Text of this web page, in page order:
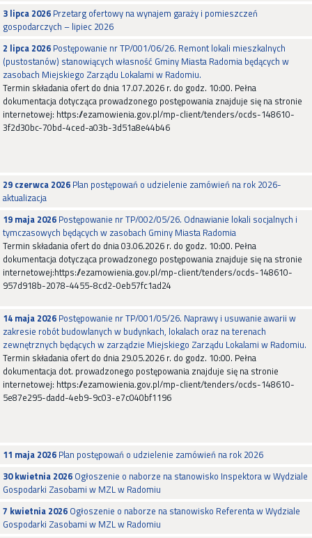
3 lipca 2026 Przetarg ofertowy na wynajem garaży i pomieszczeń
gospodarczych – lipiec 2026
2 lipca 2026 Postępowanie nr TP/001/06/26. Remont lokali mieszkalnych
(pustostanów) stanowiących własność Gminy Miasta Radomia będących w
zasobach Miejskiego Zarządu Lokalami w Radomiu.
Termin składania ofert do dnia 17.07.2026 r. do godz. 10:00. Pełna
dokumentacja dotycząca prowadzonego postępowania znajduje się na stronie
internetowej: https://ezamowienia.gov.pl/mp-client/tenders/ocds-148610-
3f2d30bc-70bd-4ced-a03b-3d51a8e44b46
29 czerwca 2026 Plan postępowań o udzielenie zamówień na rok 2026-
aktualizacja
19 maja 2026 Postępowanie nr TP/002/05/26. Odnawianie lokali socjalnych i
tymczasowych będących w zasobach Gminy Miasta Radomia
Termin składania ofert do dnia 03.06.2026 r. do godz. 10:00. Pełna
dokumentacja dotycząca prowadzonego postępowania znajduje się na stronie
internetowej:https://ezamowienia.gov.pl/mp-client/tenders/ocds-148610-
957d918b-2078-4455-8cd2-0eb57fc1ad24
14 maja 2026 Postępowanie nr TP/001/05/26. Naprawy i usuwanie awarii w
zakresie robót budowlanych w budynkach, lokalach oraz na terenach
zewnętrznych będących w zarządzie Miejskiego Zarządu Lokalami w Radomiu.
Termin składania ofert do dnia 29.05.2026 r. do godz. 10:00. Pełna
dokumentacja dot. prowadzonego postępowania znajduje się na stronie
internetowej: https://ezamowienia.gov.pl/mp-client/tenders/ocds-148610-
5e87e295-dadd-4eb9-9c03-e7c040bf1196
11 maja 2026 Plan postępowań o udzielenie zamówień na rok 2026
30 kwietnia 2026 Ogłoszenie o naborze na stanowisko Inspektora w Wydziale
Gospodarki Zasobami w MZL w Radomiu
7 kwietnia 2026 Ogłoszenie o naborze na stanowisko Referenta w Wydziale
Gospodarki Zasobami w MZL w Radomiu